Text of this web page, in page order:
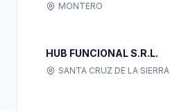
MONTERO
HUB FUNCIONAL S.R.L.
SANTA CRUZ DE LA SIERRA